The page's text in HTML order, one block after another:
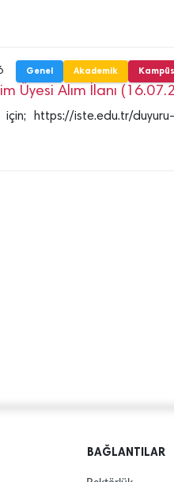
Genel Akademik Kampüs
Üyesi Alım İlanı
için; https://iste.edu.tr/
BAĞLANTILAR